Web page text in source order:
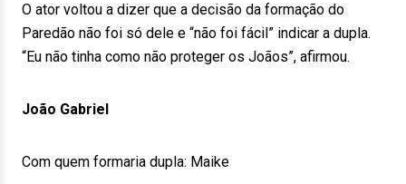
O ator voltou a dizer que a decisão da formação do
Paredão não foi só dele e “não foi fácil” indicar a dupla.
“Eu não tinha como não proteger os Joãos”, afirmou.
João Gabriel
Com quem formaria dupla: Maike